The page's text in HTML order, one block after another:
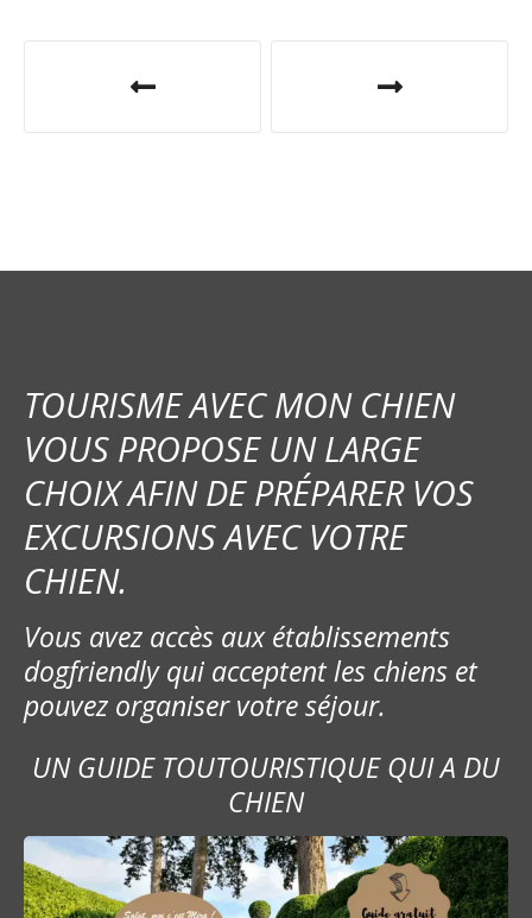
i
o
n
d
e
l
’
a
r
t
i
TOURISME AVEC MON CHIEN
VOUS PROPOSE UN LARGE
CHOIX AFIN DE PRÉPARER VOS
EXCURSIONS AVEC VOTRE
CHIEN.
Vous avez accès aux établissements
dogfriendly qui acceptent les chiens et
pouvez organiser votre séjour.
UN GUIDE TOUTOURISTIQUE QUI A DU
CHIEN